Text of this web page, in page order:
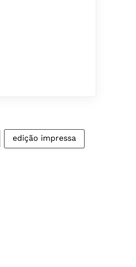
edição impressa